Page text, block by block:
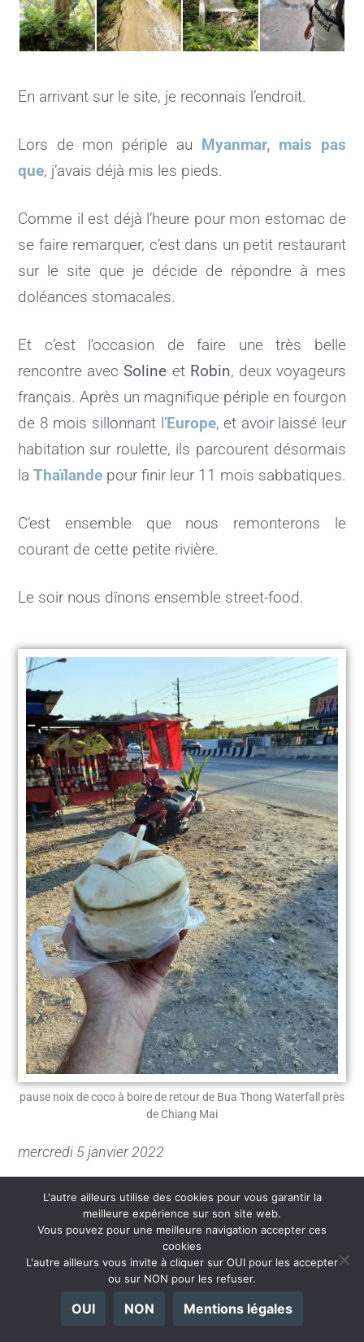
En arrivant sur le site, je reconnais l’endroit.
Lors de mon périple au
Myanmar, mais pas
que, j’avais déjà mis les pieds.
Comme il est déjà l’heure pour mon estomac de
se faire remarquer, c’est dans un petit restaurant
sur le site que je décide de répondre à mes
doléances stomacales.
Et c’est l’occasion de faire une très belle
rencontre avecSoline et Robin, deux voyageurs
français. Après un magnifique périple en fourgon
de 8 mois sillonnant l’Europe, et avoir laissé leur
habitation sur roulette, ils parcourent désormais
la Thaïlande pour finir leur 11 mois sabbatiques.
C’est ensemble que nous remonterons le
courant de cette petite rivière.
Le soir nous dînons ensemble street-food.
pause noix de coco à boire de retour de Bua Thong Waterfall près
de Chiang Mai
mercredi 5 janvier 2022
Sur les conseils deJinnyla patronne de
Born Guest House
je me rends àChiang Dao.
Au programme une grotte à visiter.
L'autre ailleurs utilise des cookies pour vous garantir la
meilleure expérience sur son site web.
Vous pouvez pour une meilleure navigation accepter ces
cookies
L'autre ailleurs vous invite à cliquer sur OUI pour les accepter
ou sur NON pour les refuser.
OUI NON Mentions légales